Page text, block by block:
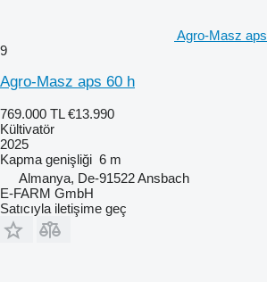
Agro-Masz
9
Agro-Masz aps 60 h
769.000 TL €13.990
Kültivatör
2025
Kapma genişliği 6 m
Almanya, De-91522 Ansbach
E-FARM GmbH
Satıcıyla iletişime geç